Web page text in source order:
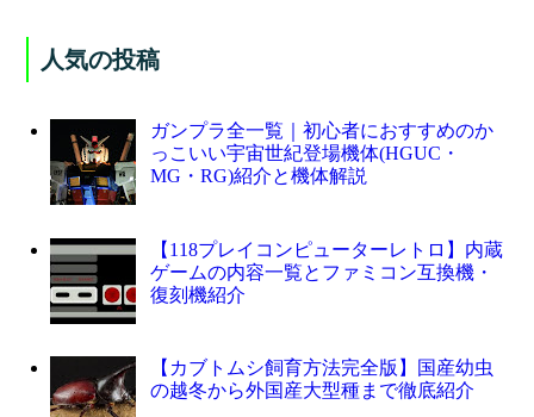
人気の投稿
ガンプラ全一覧｜初心者におすすめのか
っこいい宇宙世紀登場機体(HGUC・
MG・RG)紹介と機体解説
【118プレイコンピューターレトロ】内蔵
ゲームの内容一覧とファミコン互換機・
復刻機紹介
【カブトムシ飼育方法完全版】国産幼虫
の越冬から外国産大型種まで徹底紹介